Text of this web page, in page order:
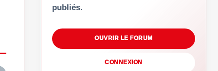
publiés.
OUVRIR LE FORUM
CONNEXION